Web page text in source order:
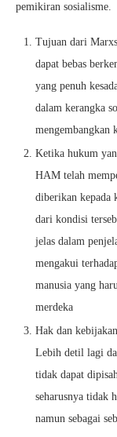
pemikiran sosialisme.
Tujuan dari
dapat bebas
yang penuh
dalam kerangka
mengembangkan
Ketika hukum
HAM telah
diberikan kepada
dari kondisi
jelas dalam
mengakui
manusia yang
merdeka
Hak dan
Lebih detil lagi
tidak dapat
seharusnya tidak
namun sebagai